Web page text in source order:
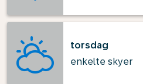
torsdag
enkelte skyer